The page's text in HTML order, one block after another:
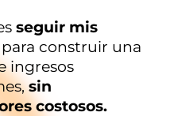
seguir mis
construir una
ingresos
sin
costosos.